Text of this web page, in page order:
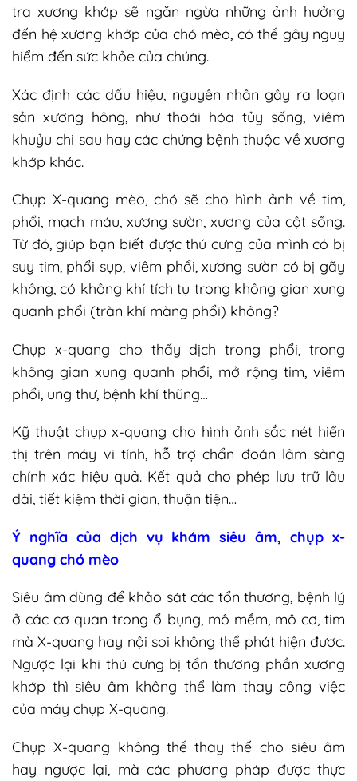
tra xương khớp sẽ ngăn ngừa những ảnh hưởng
đến hệ xương khớp của chó mèo, có thể gây nguy
hiểm đến sức khỏe của chúng.
Xác định các dấu hiệu, nguyên nhân gây ra loạn
sản xương hông, như thoái hóa tủy sống, viêm
khuỷu chi sau hay các chứng bệnh thuộc về xương
khớp khác.
Chụp X-quang mèo, chó sẽ cho hình ảnh về tim,
phổi, mạch máu, xương sườn, xương của cột sống.
Từ đó, giúp bạn biết được thú cưng của mình có bị
suy tim, phổi sụp, viêm phổi, xương sườn có bị gãy
không, có không khí tích tụ trong không gian xung
quanh phổi (tràn khí màng phổi) không?
Chụp x-quang cho thấy dịch trong phổi, trong
không gian xung quanh phổi, mở rộng tim, viêm
phổi, ung thư, bệnh khí thũng…
Kỹ thuật chụp x-quang cho hình ảnh sắc nét hiển
thị trên máy vi tính, hỗ trợ chẩn đoán lâm sàng
chính xác hiệu quả. Kết quả cho phép lưu trữ lâu
dài, tiết kiệm thời gian, thuận tiện…
Ý nghĩa của dịch vụ khám siêu âm, chụp x-
quang chó mèo
Siêu âm dùng để khảo sát các tổn thương, bệnh lý
ở các cơ quan trong ổ bụng, mô mềm, mô cơ, tim
mà X-quang hay nội soi không thể phát hiện được.
Ngược lại khi thú cưng bị tổn thương phần xương
khớp thì siêu âm không thể làm thay công việc
của máy chụp X-quang.
Chụp X-quang không thể thay thế cho siêu âm
hay ngược lại, mà các phương pháp được thực